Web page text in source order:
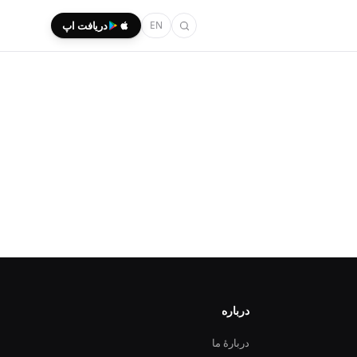
EN دریافت اپ
درباره
دربارهٔ ما